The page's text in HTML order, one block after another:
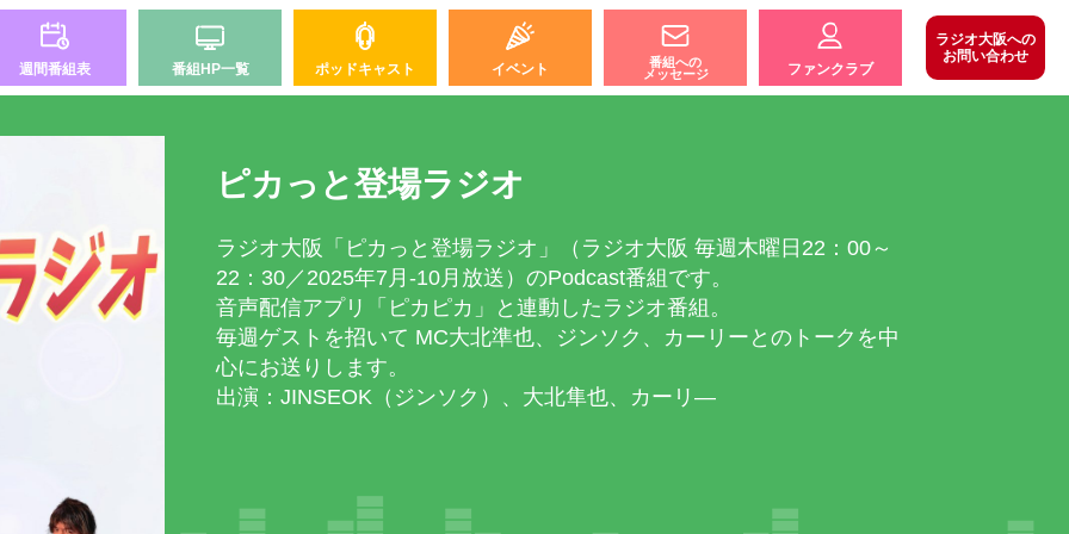
週間番組表 番組HP一覧 ポッドキャスト イベント
番組への
メッセージ
ファンクラブ
ラジオ大阪への
お問い合わせ
ピカっと登場ラジオ
ラジオ大阪「ピカっと登場ラジオ」（ラジオ大阪 毎週木曜日22：00～
22：30／2025年7月-10月放送）のPodcast番組です。
音声配信アプリ「ピカピカ」と連動したラジオ番組。
毎週ゲストを招いて MC大北準也、ジンソク、カーリーとのトークを中
心にお送りします。
出演：JINSEOK（ジンソク）、大北隼也、カーリ―